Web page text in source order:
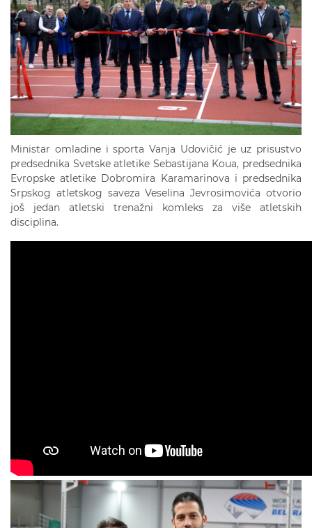
Ministar omladine i sporta Vanja Udovičić je uz prisustvo
predsednika Svetske atletike Sebastijana Koua, predsednika
Evropske atletike Dobromira Karamarinova i predsednika
Srpskog atletskog saveza Veselina Jevrosimovića otvorio
još jedan atletski trenažni komleks za više atletskih
disciplina.